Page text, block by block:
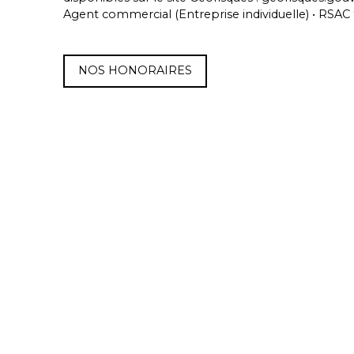
Agent commercial (Entreprise individuelle) • RSAC
NOS HONORAIRES